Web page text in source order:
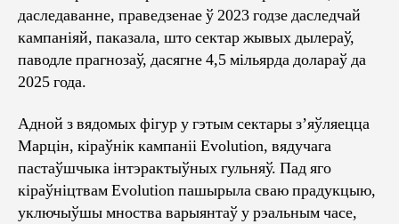
даследаванне, праведзенае ў 2023 годзе даследчай
кампаніяй, паказала, што сектар жывых дылераў,
паводле прагнозаў, дасягне 4,5 мільярда долараў да
2025 года.
Адной з вядомых фігур у гэтым сектары з’яўляецца
Марцін, кіраўнік кампаніі Evolution, вядучага
пастаўшчыка інтэрактыўных гульняў. Пад яго
кіраўніцтвам Evolution пашырыла сваю прадукцыю,
уключыўшы мноства варыянтаў у рэальным часе,